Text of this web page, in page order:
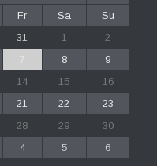
Fr Sa
Su
31 1
2
7 8
9
14 15
16
21 22
23
28 29
30
4 5 6